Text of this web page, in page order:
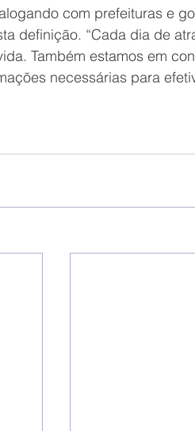
com prefeituras e
definição. “Cada dia de
Também estamos em
necessárias para